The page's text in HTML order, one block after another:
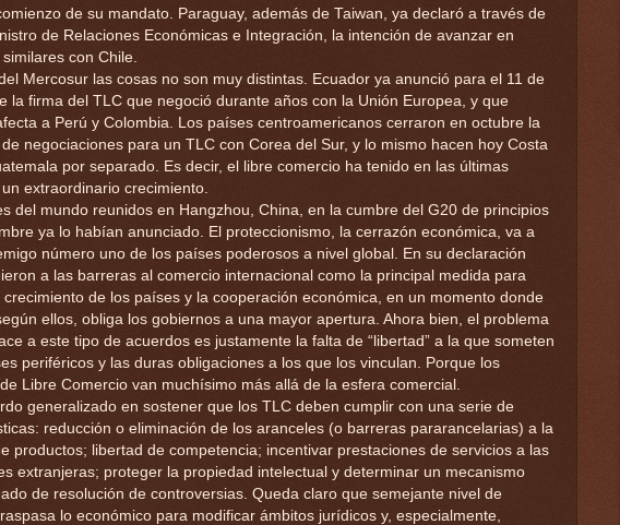
de su mandato. Paraguay, además de Taiwan, ya declaró a través de
de Relaciones Económicas e Integración, la intención de avanzar en
con Chile.
Mercosur las cosas no son muy distintas. Ecuador ya anunció para el 11 de
la firma del TLC que negoció durante años con la Unión Europea, y que
a Perú y Colombia. Los países centroamericanos cerraron en octubre la
negociaciones para un TLC con Corea del Sur, y lo mismo hacen hoy Costa
por separado. Es decir, el libre comercio ha tenido en las últimas
extraordinario crecimiento.
del mundo reunidos en Hangzhou, China, en la cumbre del G20 de principios
ya lo habían anunciado. El proteccionismo, la cerrazón económica, va a
número uno de los países poderosos a nivel global. En su declaración
a las barreras al comercio internacional como la principal medida para
crecimiento de los países y la cooperación económica, en un momento donde
ellos, obliga los gobiernos a una mayor apertura. Ahora bien, el problema
a este tipo de acuerdos es justamente la falta de “libertad” a la que someten
periféricos y las duras obligaciones a los que los vinculan. Porque los
Libre Comercio van muchísimo más allá de la esfera comercial.
generalizado en sostener que los TLC deben cumplir con una serie de
reducción o eliminación de los aranceles (o barreras pararancelarias) a la
productos; libertad de competencia; incentivar prestaciones de servicios a las
extranjeras; proteger la propiedad intelectual y determinar un mecanismo
de resolución de controversias. Queda claro que semejante nivel de
lo económico para modificar ámbitos jurídicos y, especialmente,